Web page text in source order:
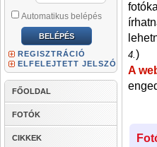
Automatikus belépés
REGISZTRÁCIÓ
ELFELEJTETT JELSZÓ
FŐOLDAL
FOTÓK
CIKKEK
4.)
A